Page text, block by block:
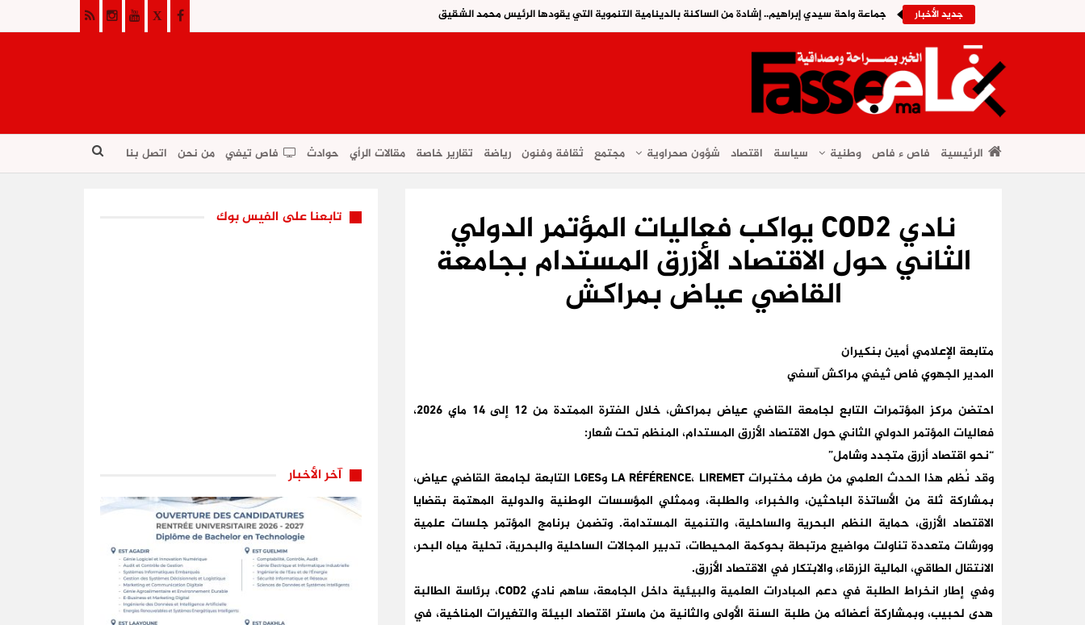
جديد الأخبار جماعة واحة سيدي إبراهيم.. إشادة من الساكنة بالدينامية التنموية التي يقودها الرئيس محمد الشقيق
الرئيسية فاص ء فاص وطنية سياسة اقتصاد شؤون صحراوية مجتمع ثقافة وفنون رياضة تقارير خاصة مقالات الرأي حوادث فاص تيفي من نحن اتصل بنا
نادي COD2 يواكب فعاليات المؤتمر الدولي
الثاني حول الاقتصاد الأزرق المستدام بجامعة
القاضي عياض بمراكش
متابعة الإعلامي أمين بنكيران
المدير الجهوي فاص ثيفي مراكش آسفي
احتضن مركز المؤتمرات التابع لجامعة القاضي عياض بمراكش، خلال الفترة الممتدة من 12 إلى 14 ماي 2026،
فعاليات المؤتمر الدولي الثاني حول الاقتصاد الأزرق المستدام، المنظم تحت شعار:
“نحو اقتصاد أزرق متجدد وشامل”
وقد نُظم هذا الحدث العلمي من طرف مختبرات LA RÉFÉRENCE، LIREMET وLGES التابعة لجامعة القاضي عياض،
بمشاركة ثلة من الأساتذة الباحثين، والخبراء، والطلبة، وممثلي المؤسسات الوطنية والدولية المهتمة بقضايا
الاقتصاد الأزرق، حماية النظم البحرية والساحلية، والتنمية المستدامة. وتضمن برنامج المؤتمر جلسات علمية
وورشات متعددة تناولت مواضيع مرتبطة بحوكمة المحيطات، تدبير المجالات الساحلية والبحرية، تحلية مياه البحر،
الانتقال الطاقي، المالية الزرقاء، والابتكار في الاقتصاد الأزرق.
وفي إطار انخراط الطلبة في دعم المبادرات العلمية والبيئية داخل الجامعة، ساهم نادي COD2، برئاسة الطالبة
هدى لحبيب، وبمشاركة أعضائه من طلبة السنة الأولى والثانية من ماستر اقتصاد البيئة والتغيرات المناخية، في
تابعنا على الفيس بوك
آخر الأخبار